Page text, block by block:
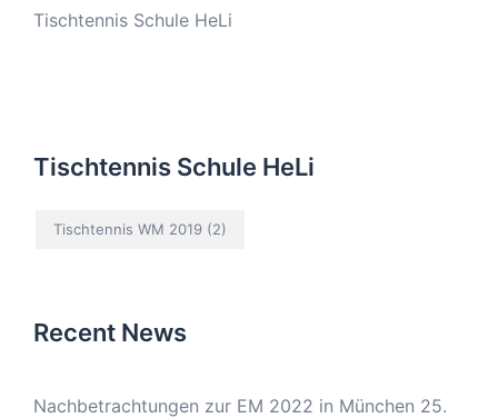
Tischtennis Schule HeLi
Tischtennis Schule HeLi
Tischtennis WM 2019 (2)
Recent News
Nachbetrachtungen zur EM 2022 in München 25.